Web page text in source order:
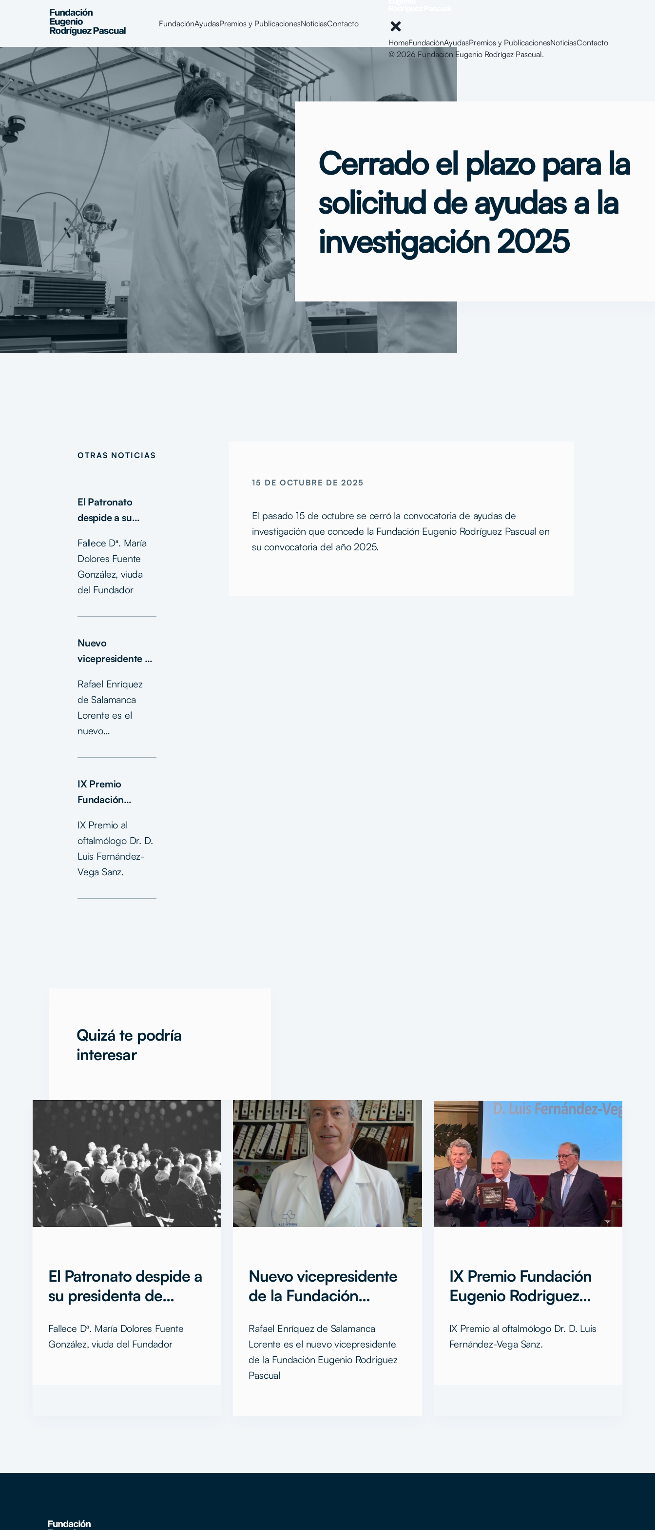
FundaciónAyudasPremios y PublicacionesNoticiasContacto
HomeFundaciónAyudasPremios y PublicacionesNoticiasContacto
© 2026 Fundación Eugenio Rodrígez Pascual.
Cerrado el plazo para la
solicitud de ayudas a la
investigación 2025
OTRAS NOTICIAS
El Patronato
despide a su
honor
Fallece Dª. María
Dolores Fuente
González, viuda
del Fundador
Nuevo
vicepresidente de
Eugenio
Rodríguez
Pascual
Rafael Enríquez
de Salamanca
Lorente es el
nuevo
la Fundación
Eugenio
Rodriguez Pascual
IX Premio
Fundación
Rodriguez
Pascual
IX Premio al
oftalmólogo Dr. D.
Luis Fernández-
Vega Sanz.
15 DE OCTUBRE DE 2025
El pasado 15 de octubre se cerró la convocatoria de ayudas de
investigación que concede la Fundación Eugenio Rodríguez Pascual en
su convocatoria del año 2025.
Quizá te podría
interesar
El Patronato despide a
su presidenta de
Fallece Dª. María Dolores Fuente
González, viuda del Fundador
Nuevo vicepresidente
de la Fundación
Pascual
Rafael Enríquez de Salamanca
Lorente es el nuevo vicepresidente
de la Fundación Eugenio Rodriguez
Pascual
IX Premio Fundación
Eugenio Rodriguez
IX Premio al oftalmólogo Dr. D. Luis
Fernández-Vega Sanz.